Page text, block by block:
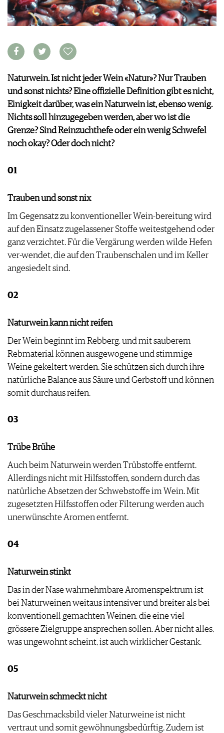
KULINARIK
REZEPTE
HOTSPOTS
DOSSIER
WINEGUIDES
EXTRAS
ABO
AUSGABE
ARCHIV
VORTEILSWELT
MEDIATHEK
APPS
BILDSTRECKEN
BÜCHER
WEINWIRTSCHAFT
WEINSZENE
VINOPHILES
ARCHIV
ANMELDEN
AWARDS
GEWINNSPIELE
VORTEILSWELT
TRINKREIFETABELLE
ABO
NEWSLETTER
REDAKTION
WERBUNG
PRESSE
IMPRESSUM
AGB & DATENSCHUTZ
FAQ
Naturwein. Ist nicht jeder Wein «Natur»? Nur Trauben
und sonst nichts? Eine offizielle Definition gibt es nicht,
Einigkeit darüber, was ein Naturwein ist, ebenso wenig.
Nichts soll hinzugegeben werden, aber wo ist die
Grenze? Sind Reinzuchthefe oder ein wenig Schwefel
noch okay? Oder doch nicht?
01
Trauben und sonst nix
Im Gegensatz zu konventioneller Wein-bereitung wird
auf den Einsatz zugelassener Stoffe weitestgehend oder
ganz verzichtet. Für die Vergärung werden wilde Hefen
ver-wendet, die auf den Traubenschalen und im Keller
angesiedelt sind.
02
Naturwein kann nicht reifen
Der Wein beginnt im Rebberg, und mit sauberem
Rebmaterial können ausgewogene und stimmige
Weine gekeltert werden. Sie schützen sich durch ihre
natürliche Balance aus Säure und Gerbstoff und können
somit durchaus reifen.
03
Trübe Brühe
Auch beim Naturwein werden Trübstoffe entfernt.
Allerdings nicht mit Hilfsstoffen, sondern durch das
natürliche Absetzen der Schwebstoffe im Wein. Mit
zugesetzten Hilfsstoffen oder Filterung werden auch
unerwünschte Aromen entfernt.
04
Naturwein stinkt
Das in der Nase wahrnehmbare Aromenspektrum ist
bei Naturweinen weitaus intensiver und breiter als bei
konventionell gemachten Weinen, die eine viel
grössere Zielgruppe ansprechen sollen. Aber nicht alles,
was ungewohnt scheint, ist auch wirklicher Gestank.
05
Naturwein schmeckt nicht
Das Geschmacksbild vieler Naturweine ist nicht
vertraut und somit gewöhnungsbedürftig. Zudem ist